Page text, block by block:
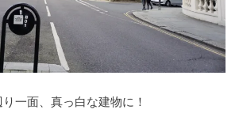
一面、真っ白な建物に！